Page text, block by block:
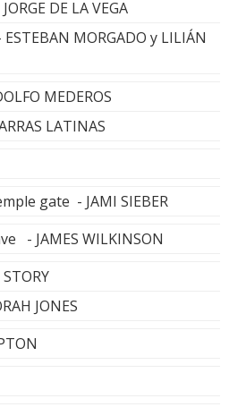
DE LA VEGA
MORGADO y LILIÁN
MEDEROS
LATINAS
gate - JAMI SIEBER
- JAMES WILKINSON
JONES